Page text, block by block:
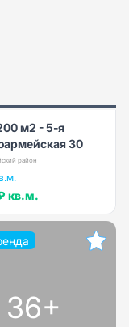
м2 - 5-я
30
район
кв.м.
36+